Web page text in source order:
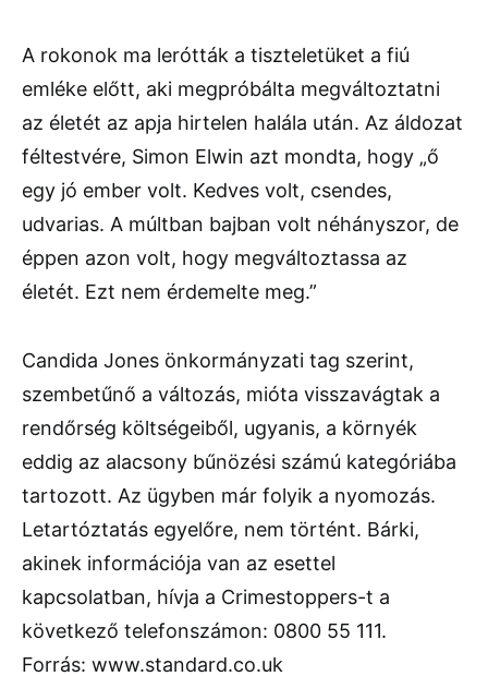
A rokonok ma lerótták a tiszteletüket a fiú
emléke előtt, aki megpróbálta megváltoztatni
az életét az apja hirtelen halála után. Az áldozat
féltestvére, Simon Elwin azt mondta, hogy „ő
egy jó ember volt. Kedves volt, csendes,
udvarias. A múltban bajban volt néhányszor, de
éppen azon volt, hogy megváltoztassa az
életét. Ezt nem érdemelte meg.”
Candida Jones önkormányzati tag szerint,
szembetűnő a változás, mióta visszavágtak a
rendőrség költségeiből, ugyanis, a környék
eddig az alacsony bűnözési számú kategóriába
tartozott. Az ügyben már folyik a nyomozás.
Letartóztatás egyelőre, nem történt. Bárki,
akinek információja van az esettel
kapcsolatban, hívja a Crimestoppers-t a
következő telefonszámon: 0800 55 111.
Forrás: www.standard.co.uk